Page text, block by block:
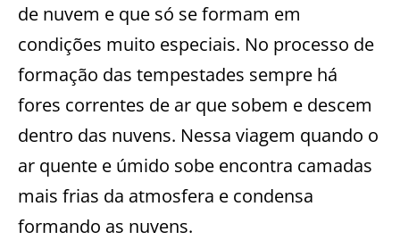
de nuvem e que só se formam em
condições muito especiais. No processo de
formação das tempestades sempre há
fores correntes de ar que sobem e descem
dentro das nuvens. Nessa viagem quando o
ar quente e úmido sobe encontra camadas
mais frias da atmosfera e condensa
formando as nuvens.